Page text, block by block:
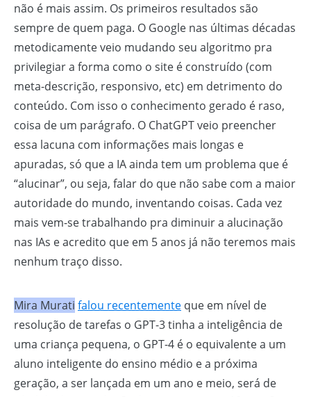
não é mais assim. Os primeiros resultados são
sempre de quem paga. O Google nas últimas décadas
metodicamente veio mudando seu algoritmo pra
privilegiar a forma como o site é construído (com
meta-descrição, responsivo, etc) em detrimento do
conteúdo. Com isso o conhecimento gerado é raso,
coisa de um parágrafo. O ChatGPT veio preencher
essa lacuna com informações mais longas e
apuradas, só que a IA ainda tem um problema que é
“alucinar”, ou seja, falar do que não sabe com a maior
autoridade do mundo, inventando coisas. Cada vez
mais vem-se trabalhando pra diminuir a alucinação
nas IAs e acredito que em 5 anos já não teremos mais
nenhum traço disso.
Mira Murati falou recentemente que em nível de
resolução de tarefas o GPT-3 tinha a inteligência de
uma criança pequena, o GPT-4 é o equivalente a um
aluno inteligente do ensino médio e a próxima
geração, a ser lançada em um ano e meio, será de